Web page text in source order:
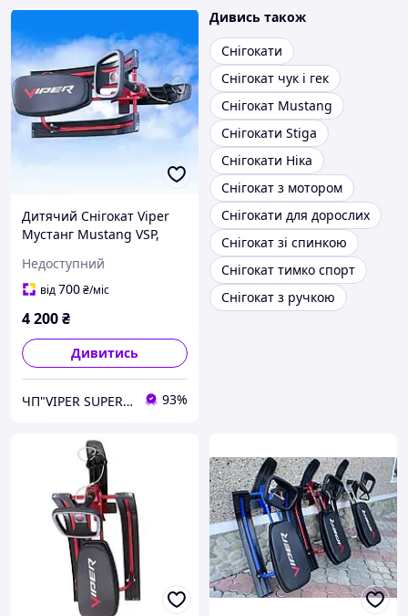
Дитячий Снігокат Viper
Мустанг Mustang VSP,
ГАРЯСНИЙ, Снігохід
Дитячий Санки з кермом!
Недоступний
від700₴/міс
4 200₴
Дивитись
ЧП"VIPER SUPER PLUS" Сільгосптехніка, велосипеди, сільгосптовар. 93%
Дивись також
Снігокати
Снігокат чук і гек
Снігокат Mustang
Снігокати Stiga
Снігокати Ніка
Снігокат з мотором
Снігокати для дорослих
Снігокат зі спинкою
Снігокат тимко спорт
Снігокат з ручкою